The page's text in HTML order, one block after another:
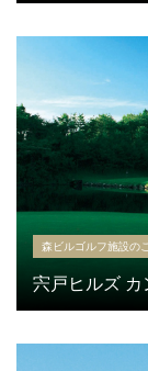
森ビルゴルフ施設の
宍戸ヒルズ